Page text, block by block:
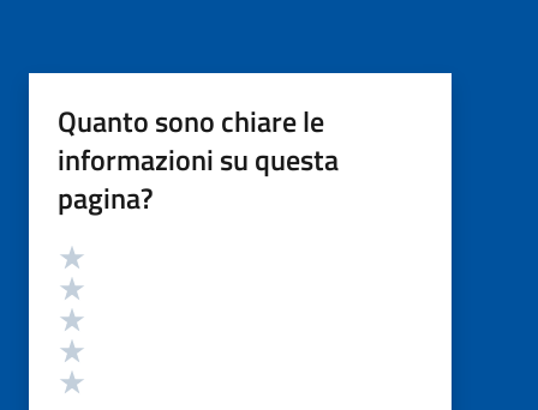
Quanto sono chiare le
informazioni su questa
pagina?
Valutazione